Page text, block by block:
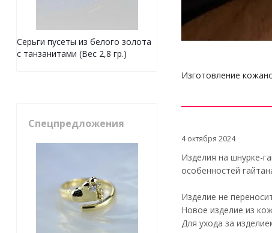
Изготовление
4 октября 2024
Изделия на шнурке-
особенностей
Изделие не
Новое изделие из
Для ухода за
Серьги пусеты из белого золота
с танзанитами (Вес 2,8 гр.)
Спецпредложения